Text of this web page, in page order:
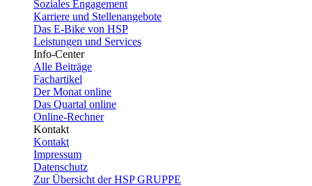
Soziales Engagement
Karriere und Stellenangebote
Das E-Bike von HSP
Leistungen und Services
Info-Center
Alle Beiträge
Fachartikel
Der Monat online
Das Quartal online
Online-Rechner
Kontakt
Kontakt
Impressum
Datenschutz
Zur Übersicht der HSP GRUPPE